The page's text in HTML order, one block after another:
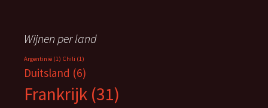
Wijnen per land
Argentinië (1) Chili (1)
Duitsland (6)
Frankrijk (31)